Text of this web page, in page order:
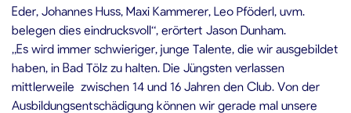
Eder, Johannes Huss, Maxi Kammerer, Leo Pföderl, uvm.
belegen dies eindrucksvoll“, erörtert Jason Dunham.
„Es wird immer schwieriger, junge Talente, die wir ausgebildet
haben, in Bad Tölz zu halten. Die Jüngsten verlassen
mittlerweile zwischen 14 und 16 Jahren den Club. Von der
Ausbildungsentschädigung können wir gerade mal unsere